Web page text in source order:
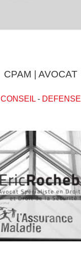
CPAM | AVOCAT
CONSEIL- DEFENSE